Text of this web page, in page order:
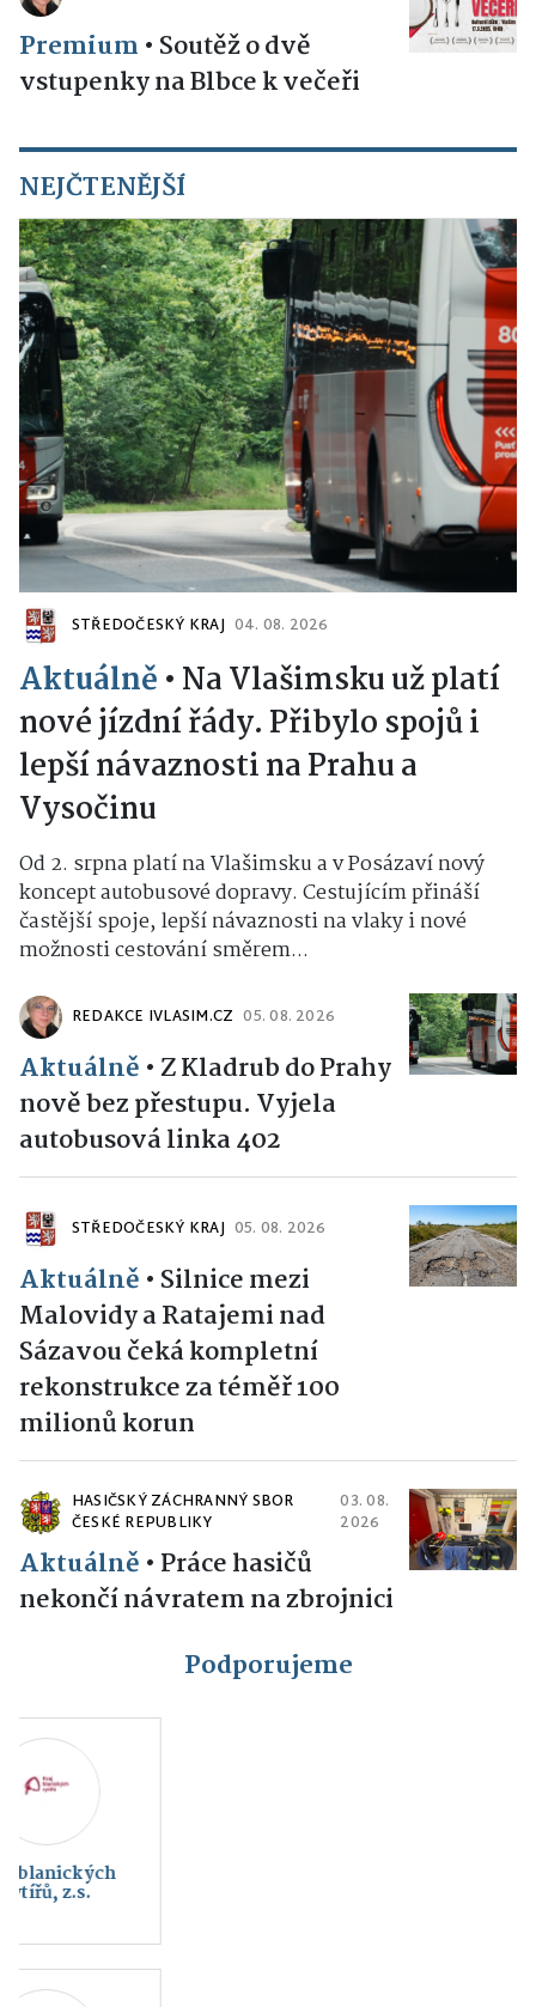
Premium • Soutěž o dvě
vstupenky na Blbce k večeři
NEJČTENĚJŠÍ
STŘEDOČESKÝ KRAJ 04. 08. 2026
Aktuálně • Na Vlašimsku už platí
nové jízdní řády. Přibylo spojů i
lepší návaznosti na Prahu a
Vysočinu
Od 2. srpna platí na Vlašimsku a v Posázaví nový
koncept autobusové dopravy. Cestujícím přináší
častější spoje, lepší návaznosti na vlaky i nové
možnosti cestování směrem...
REDAKCE IVLASIM.CZ 05. 08. 2026
Aktuálně • Z Kladrub do Prahy
nově bez přestupu. Vyjela
autobusová linka 402
STŘEDOČESKÝ KRAJ 05. 08. 2026
Aktuálně • Silnice mezi
Malovidy a Ratajemi nad
Sázavou čeká kompletní
rekonstrukce za téměř 100
milionů korun
HASIČSKÝ ZÁCHRANNÝ SBOR
ČESKÉ REPUBLIKY
03. 08.
2026
Aktuálně • Práce hasičů
nekončí návratem na zbrojnici
Podporujeme
HC Rytíři Vlašim